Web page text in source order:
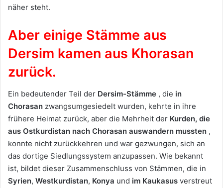
näher steht.
Aber einige Stämme aus
Dersim kamen aus Khorasan
zurück.
Ein bedeutender Teil der Dersim-Stämme , die in
Chorasan zwangsumgesiedelt wurden, kehrte in ihre
frühere Heimat zurück, aber die Mehrheit der Kurden, die
aus Ostkurdistan nach Chorasan auswandern mussten ,
konnte nicht zurückkehren und war gezwungen, sich an
das dortige Siedlungssystem anzupassen. Wie bekannt
ist, bildet dieser Zusammenschluss von Stämmen, die in
Syrien, Westkurdistan, Konya und im Kaukasus verstreut